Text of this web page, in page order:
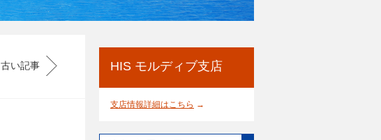
古い記事 HIS モルディブ支店
支店情報詳細はこちら →